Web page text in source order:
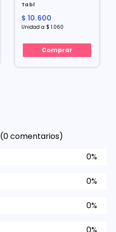
Tabl
$ 10.600
Unidad a $ 1.060
Comprar
(0 comentarios)
0%
0%
0%